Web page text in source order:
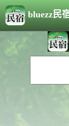
bluezz民